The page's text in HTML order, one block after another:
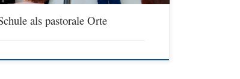
als pastorale Orte